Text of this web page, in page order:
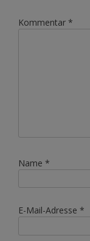
Kommentar *
Name *
E-Mail-Adresse *